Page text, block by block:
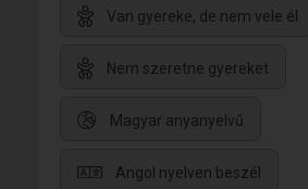
Van gyereke, de nem vele él
Nem szeretne gyereket
Magyar anyanyelvű
Angol nyelven beszél